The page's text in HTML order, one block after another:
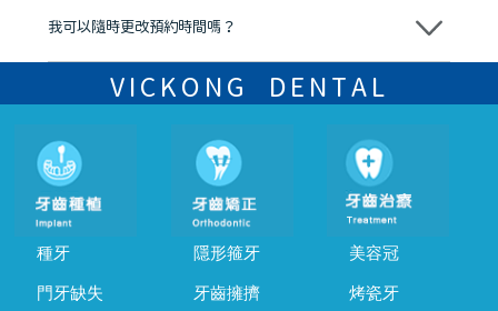
我可以隨時更改預約時間嗎？
可以，請盡早通過wechat或whatsapp聯絡我們，告知我們你原本預約
的時間及資料，並且重新預約的日期及時段
VICKONG DENTAL
種牙
門牙缺失
隱形箍牙
牙齒擁擠
美容冠
烤瓷牙